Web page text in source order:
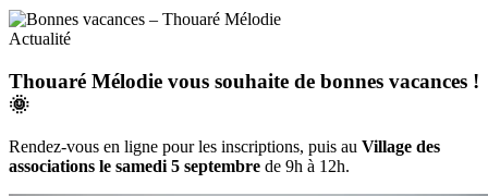
Actualité
Thouaré Mélodie vous souhaite de bonnes vacances !
🌞
Rendez-vous en ligne pour les inscriptions, puis au Village des
associations le samedi 5 septembre de 9h à 12h.